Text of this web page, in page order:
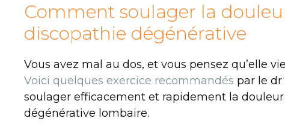
Comment soulager la
discopathie dégénérative
Vous avez mal au dos, et vous pensez qu’elle
Voici quelques exercice recommandés par le
soulager efficacement et rapidement la douleur
dégénérative lombaire.